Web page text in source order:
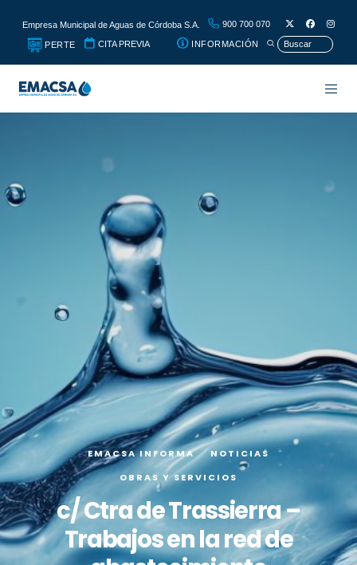
Empresa Municipal de Aguas de Córdoba S.A. 900 700 070
PERTE CITA PREVIA INFORMACIÓN
EMACSA INFORMA
NOTICIAS
OBRAS Y SERVICIOS
c/ Ctra de Trassierra –
Trabajos en la red de